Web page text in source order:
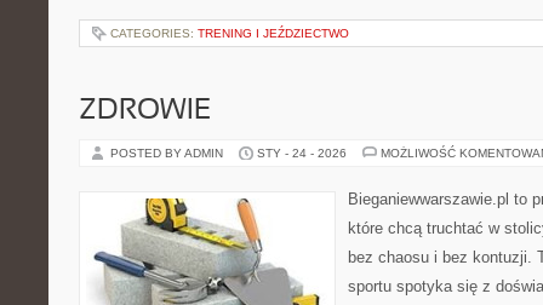
CATEGORIES: TRENING I JEŹDZIECTWO
ZDROWIE
POSTED BY ADMIN STY - 24 - 2026 MOŻLIWOŚĆ
Bieganiewwarszawie.pl to
które chcą truchtać w
bez chaosu i bez kontuzji.
sportu spotyka się z